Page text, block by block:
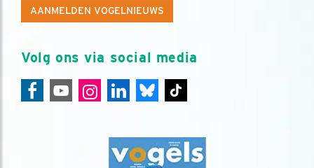
AANMELDEN VOGELNIEUWS
Volg ons via social media